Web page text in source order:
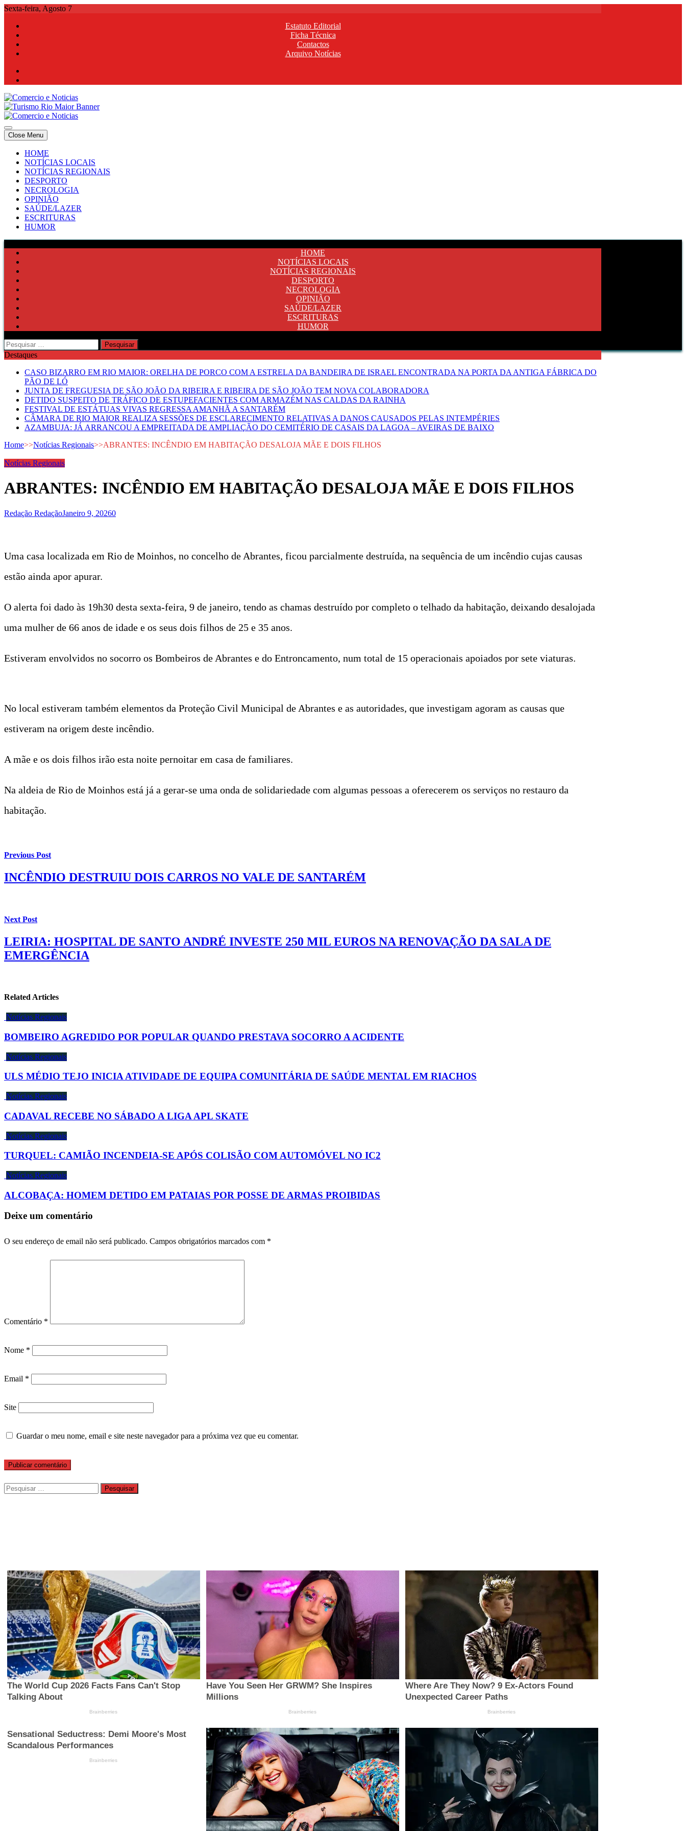
Skip
content
Sexta-feira, Agosto 7
Estatuto Editorial
Ficha Técnica
Contactos
Arquivo Notícias
Comercio e Noticias
Notícias e Publicidade Online
Comercio e Noticias
Notícias e Publicidade Online
Close Menu
HOME
NOTÍCIAS LOCAIS
NOTÍCIAS REGIONAIS
DESPORTO
NECROLOGIA
OPINIÃO
SAÚDE/LAZER
ESCRITURAS
HUMOR
HOME
NOTÍCIAS LOCAIS
NOTÍCIAS REGIONAIS
DESPORTO
NECROLOGIA
OPINIÃO
SAÚDE/LAZER
ESCRITURAS
HUMOR
Pesquisar
por:
Destaques
CASO BIZARRO EM RIO MAIOR: ORELHA DE PORCO COM A ESTRELA DA BANDEIRA DE ISRAEL ENCONTRADA NA PORTA DA ANTIGA FÁBRICA DO
PÃO DE LÓ
JUNTA DE FREGUESIA DE SÃO JOÃO DA RIBEIRA E RIBEIRA DE SÃO JOÃO TEM NOVA COLABORADORA
DETIDO SUSPEITO DE TRÁFICO DE ESTUPEFACIENTES COM ARMAZÉM NAS CALDAS DA RAINHA
FESTIVAL DE ESTÁTUAS VIVAS REGRESSA AMANHÃ A SANTARÉM
CÂMARA DE RIO MAIOR REALIZA SESSÕES DE ESCLARECIMENTO RELATIVAS A DANOS CAUSADOS PELAS INTEMPÉRIES
AZAMBUJA: JÁ ARRANCOU A EMPREITADA DE AMPLIAÇÃO DO CEMITÉRIO DE CASAIS DA LAGOA – AVEIRAS DE BAIXO
Home>>Notícias Regionais>>ABRANTES: INCÊNDIO EM HABITAÇÃO DESALOJA MÃE E DOIS FILHOS
Notícias Regionais
ABRANTES: INCÊNDIO EM HABITAÇÃO DESALOJA MÃE E DOIS FILHOS
Redação RedaçãoJaneiro 9, 20260
Uma casa localizada em Rio de Moinhos, no concelho de Abrantes, ficou parcialmente destruída, na sequência de um incêndio cujas causas
estão ainda apor apurar.
O alerta foi dado às 19h30 desta sexta-feira, 9 de janeiro, tendo as chamas destruído por completo o telhado da habitação, deixando desalojada
uma mulher de 66 anos de idade e os seus dois filhos de 25 e 35 anos.
Estiveram envolvidos no socorro os Bombeiros de Abrantes e do Entroncamento, num total de 15 operacionais apoiados por sete viaturas.
No local estiveram também elementos da Proteção Civil Municipal de Abrantes e as autoridades, que investigam agoram as causas que
estiveram na origem deste incêndio.
A mãe e os dois filhos irão esta noite pernoitar em casa de familiares.
Na aldeia de Rio de Moinhos está já a gerar-se uma onda de solidariedade com algumas pessoas a oferecerem os serviços no restauro da
habitação.
Previous Post
INCÊNDIO DESTRUIU DOIS CARROS NO VALE DE SANTARÉM
Next Post
LEIRIA: HOSPITAL DE SANTO ANDRÉ INVESTE 250 MIL EUROS NA RENOVAÇÃO DA SALA DE
EMERGÊNCIA
Related Articles
Notícias Regionais
BOMBEIRO AGREDIDO POR POPULAR QUANDO PRESTAVA SOCORRO A ACIDENTE
Notícias Regionais
ULS MÉDIO TEJO INICIA ATIVIDADE DE EQUIPA COMUNITÁRIA DE SAÚDE MENTAL EM RIACHOS
Notícias Regionais
CADAVAL RECEBE NO SÁBADO A LIGA APL SKATE
Notícias Regionais
TURQUEL: CAMIÃO INCENDEIA-SE APÓS COLISÃO COM AUTOMÓVEL NO IC2
Notícias Regionais
ALCOBAÇA: HOMEM DETIDO EM PATAIAS POR POSSE DE ARMAS PROIBIDAS
Deixe um comentário
O seu endereço de email não será publicado. Campos obrigatórios marcados com *
Comentário *
Nome *
Email *
Site
Guardar o meu nome, email e site neste navegador para a próxima vez que eu comentar.
Pesquisar
por: